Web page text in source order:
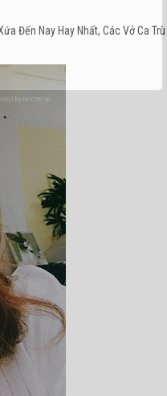
Đến Nay Hay Nhất, Các Vở Ca Trù
by netcore.vn